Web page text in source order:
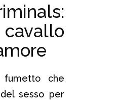
che
sesso per